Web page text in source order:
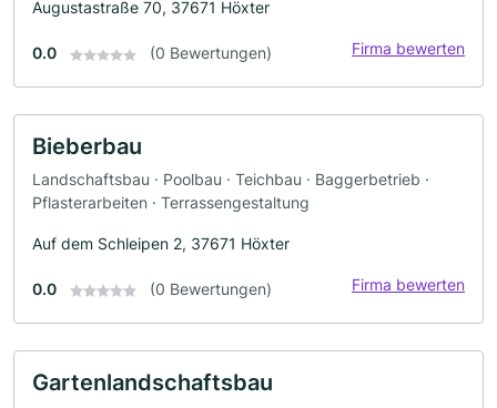
Augustastraße 70, 37671 Höxter
0.0 (0 Bewertungen) Firma bewerten
Bieberbau
Landschaftsbau · Poolbau · Teichbau · Baggerbetrieb ·
Pflasterarbeiten · Terrassengestaltung
Auf dem Schleipen 2, 37671 Höxter
0.0 (0 Bewertungen) Firma bewerten
Gartenlandschaftsbau